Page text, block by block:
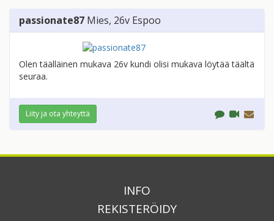
passionate87 Mies, 26v Espoo
Olen täälläinen mukava 26v kundi olisi mukava löytää täältä
seuraa.
Liity ja ota yhteyttä
INFO
REKISTERÖIDY